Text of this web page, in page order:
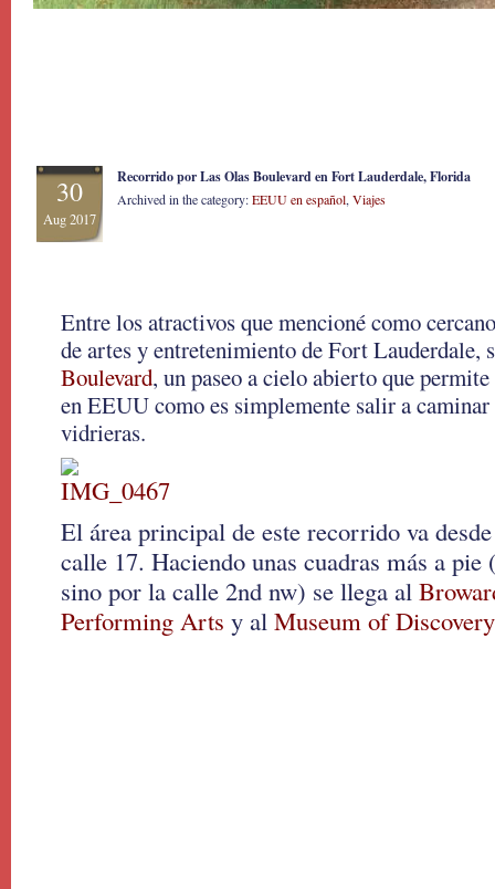
30
Aug 2017
Recorrido por Las Olas Boulevard en Fort Lauderdale, Florida
Archived in the category:EEUU en español, Viajes
Entre los atractivos que mencioné como
de artes y entretenimiento de Fort Lauderdale,
Boulevard, un paseo a cielo abierto que
en EEUU como es simplemente salir a
vidrieras.
El área principal de este recorrido va
calle 17. Haciendo unas cuadras más a
sino por la calle 2nd nw) se llega al
Performing Arts y al Museum of